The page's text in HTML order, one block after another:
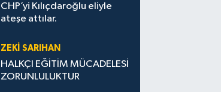
CHP’yi Kılıçdaroğlu eliyle
ateşe attılar.
ZEKI SARIHAN
HALKÇI EĞİTİM MÜCADELESİ
ZORUNLULUKTUR